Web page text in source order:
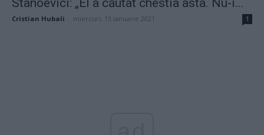
Stanoevici: „El a căutat chestia asta. Nu-i...
Cristian Hubali miercuri, 13 ianuarie 2021 1